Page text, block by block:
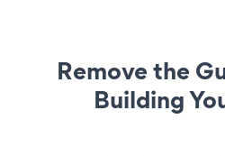
Remove the
Building